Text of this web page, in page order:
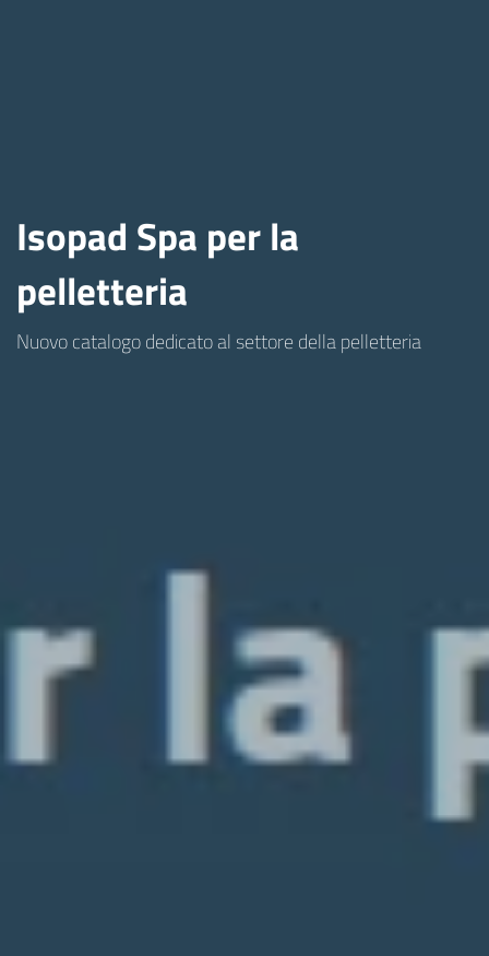
Isopad Spa per la
pelletteria
Nuovo catalogo dedicato al settore della pelletteria